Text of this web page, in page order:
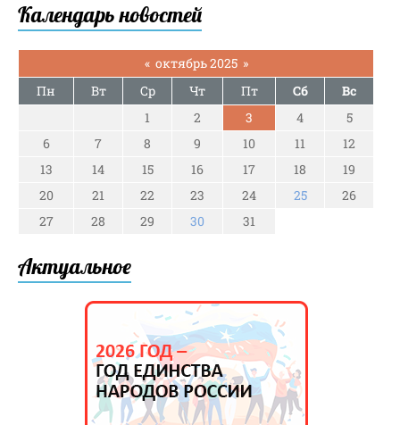
Календарь новостей
« октябрь 2025 »
Пн
Вт Ср Чт Пт Сб
Вс
1
2 3 4
5
6
7 8 9 10 11
12
13
14 15 16 17 18
19
20
21 22 23 24 25
26
27
28 29 30 31
Актуальное